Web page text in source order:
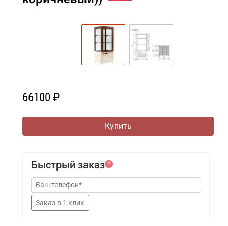
66100 ₽
Быстрый заказ ?